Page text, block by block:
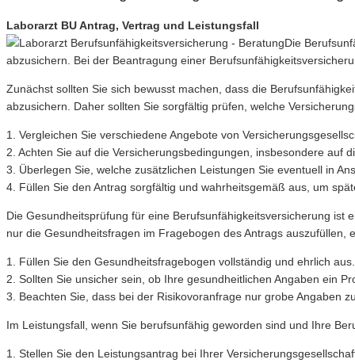
Laborarzt BU Antrag, Vertrag und Leistungsfall
Die
abzusichern. Bei der Beantragung einer
Zunächst sollten Sie sich bewusst machen, dass die
abzusichern. Daher sollten Sie sorgfältig prüfen, welche
1. Vergleichen Sie verschiedene Angebote von
2. Achten Sie auf die Versicherungsbedingungen, insbesondere auf
3. Überlegen Sie, welche zusätzlichen Leistungen Sie eventuell in
4. Füllen Sie den Antrag sorgfältig und wahrheitsgemäß aus, um
Die Gesundheitsprüfung für eine Berufsunfähigkeitsversicherung
nur die Gesundheitsfragen im Fragebogen des Antrags
1. Füllen Sie den Gesundheitsfragebogen vollständig und ehrlich aus.
2. Sollten Sie unsicher sein, ob Ihre gesundheitlichen Angaben ein
3. Beachten Sie, dass bei der Risikovoranfrage nur grobe Angaben
Im Leistungsfall, wenn Sie berufsunfähig geworden sind und Ihre
1. Stellen Sie den Leistungsantrag bei Ihrer